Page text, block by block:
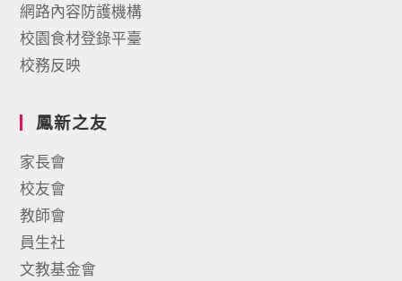
網路內容防護機構
校園食材登錄平臺
校務反映
鳳新之友
家長會
校友會
教師會
員生社
文教基金會